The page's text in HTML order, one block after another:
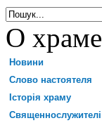
О храме
Новини
Слово настоятеля
Історія храму
Священнослужителі